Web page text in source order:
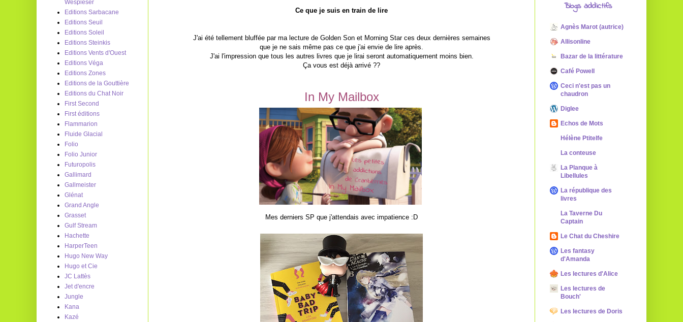
Ce que je suis en train de lire
J'ai été tellement bluffée par ma lecture de Golden Son et Morning Star ces deux dernières semaines
que je ne sais même pas ce que j'ai envie de lire après.
J'ai l'impression que tous les autres livres que je lirai seront automatiquement moins bien.
Ça vous est déjà arrivé ??
In My Mailbox
Mes derniers SP que j'attendais avec impatience :D
Wespieser
Editions Sarbacane
Editions Seuil
Editions Soleil
Editions Steinkis
Editions Vents d'Ouest
Editions Véga
Editions Zones
Editions de la Gouttière
Editions du Chat Noir
First Second
First éditions
Flammarion
Fluide Glacial
Folio
Folio Junior
Futuropolis
Gallimard
Gallmeister
Glénat
Grand Angle
Grasset
Gulf Stream
Hachette
HarperTeen
Hugo New Way
Hugo et Cie
JC Lattès
Jet d'encre
Jungle
Kana
Kazé
Blogs addictifs
Agnès Marot (autrice)
Allisonline
Bazar de la littérature
Café Powell
Ceci n'est pas un
chaudron
Diglee
Echos de Mots
Hélène Ptitelfe
La conteuse
La Planque à
Libellules
La république des
livres
La Taverne Du
Captain
Le Chat du Cheshire
Les fantasy
d'Amanda
Les lectures d'Alice
Les lectures de
Bouch'
Les lectures de Doris